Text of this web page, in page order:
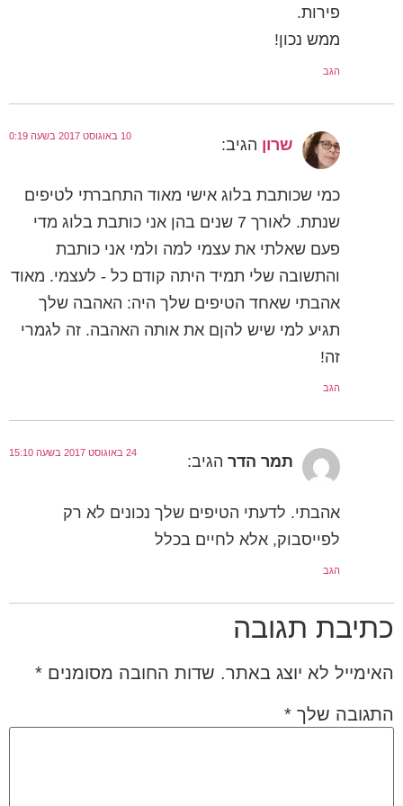
פירות.
ממש נכון!
שרון הגיב:
כמי שכותבת בלוג אישי מאוד התחברתי לטיפים
שנתת. לאורך 7 שנים בהן אני כותבת בלוג מדי
פעם שאלתי את עצמי למה ולמי אני כותבת
והתשובה שלי תמיד היתה קודם כל - לעצמי. מאוד
אהבתי שאחד הטיפים שלך היה: האהבה שלך
תגיע למי שיש להןם את אותה האהבה. זה לגמרי
זה!
תמר הדר הגיב:
אהבתי. לדעתי הטיפים שלך נכונים לא רק
לפייסבוק, אלא לחיים בכלל
תגובה
לא יוצג באתר. שדות החובה מסומנים*
שלך*